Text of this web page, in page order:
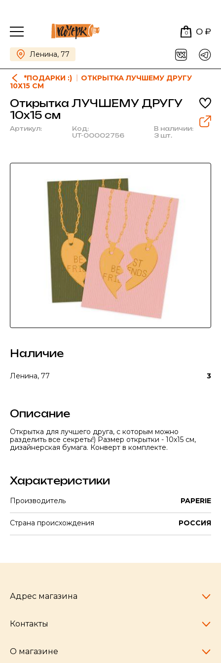
0 0 ₽
Ленина, 77
*ПОДАРКИ :)
ОТКРЫТКА ЛУЧШЕМУ ДРУГУ
10Х15 СМ
Открытка ЛУЧШЕМУ ДРУГУ
10х15 см
Артикул:
Код:
UT-00002756
В наличии:
3 шт.
Наличие
Ленина, 77 3
Описание
Открытка для лучшего друга, с которым можно
разделить все секреты!) Размер открытки - 10х15 см,
дизайнерская бумага. Конверт в комплекте.
Характеристики
Производитель PAPERIE
Страна происхождения РОССИЯ
Адрес магазина
Челябинск,
Контакты
pocherkartshop@mail.ru
О магазине